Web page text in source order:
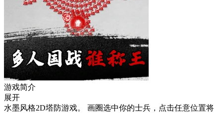
游戏简介
展开
水墨风格2D塔防游戏。 画圈选中你的士兵，点击任意位置将